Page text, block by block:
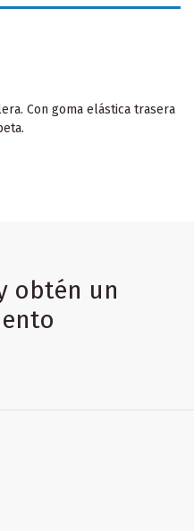
Con goma elástica trasera
obtén un